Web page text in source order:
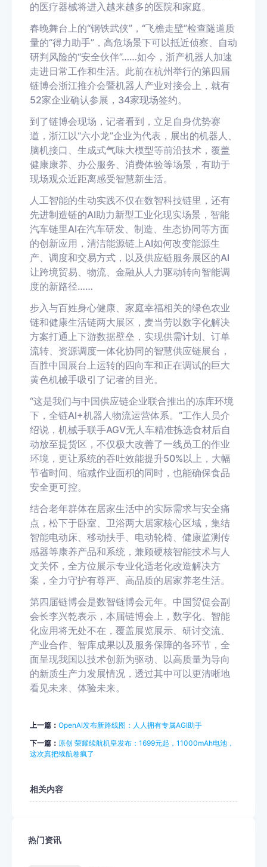
的医疗器械将进入越来越多的医院和家庭。
春晚舞台上的“钢铁武侠”，“飞檐走壁”检查隧道质
量的“得力助手”，高危场景下可以抵近侦察、自动
研判风险的“安全伙伴”……如今，浙产机器人加速
走进日常工作和生活。此前在杭州举行的第四届
链博会浙江推介会暨机器人产业对接会上，就有
52家企业确认参展，34家现场签约。
到了链博会现场，记者看到，立足自身优势赛
道，浙江以“六小龙”企业为代表，展出的机器人、
脑机接口、生成式气味大模型等前沿技术，覆盖
健康康养、办公服务、消费体验等场景，有助于
现场观众近距离感受智慧新生活。
人工智能的生动实践不仅在数智科技链里，还有
先进制造链的AI助力新型工业化现实场景，智能
汽车链里AI在汽车研发、制造、生态协同等方面
的创新应用，清洁能源链上AI如何改变能源生
产、调度和交易方式，以及供应链服务展区的AI
让跨境贸易、物流、金融从人力驱动转向智能调
度的新路径……
步入与百姓身心健康、家庭幸福相关的绿色农业
链和健康生活链两大展区，麦当劳以数字化解决
方案打通上下游数据壁垒，实现供需计划、订单
流转、资源调度一体化协同的智慧供应链展台，
百胜中国展台上运转的四向车和正在调试的巨大
黄色机械手吸引了记者的目光。
“这是我们与中国供应链企业联合推出的冻库环境
下，全链AI+机器人物流运营体系。”工作人员介
绍说，机械手联手AGV无人车精准拣选食材后自
动放至提货区，不仅极大改善了一线员工的作业
环境，更让系统的吞吐效能提升50%以上，大幅
节省时间、缩减作业面积的同时，也能确保食品
安全更可控。
结合老年群体在居家生活中的实际需求与安全痛
点，松下于卧室、卫浴两大居家核心区域，集结
智能电动床、移动扶手、电动轮椅、健康监测传
感器等康养产品和系统，兼顾硬核智能技术与人
文关怀，全方位展示专业化适老化改造解决方
案，全力守护有尊严、高品质的居家养老生活。
第四届链博会是数智链博会元年。中国贸促会副
会长李兴乾表示，本届链博会上，数字化、智能
化应用将无处不在，覆盖展览展示、研讨交流、
产业合作、智库成果以及服务保障的各环节，全
面呈现我国以技术创新为驱动、以高质量为导向
的新质生产力发展情况，透过其中可以更清晰地
看见未来、体验未来。
上一篇： OpenAI发布新路线图：人人拥有专属AGI助手
下一篇： 原创 荣耀续航机皇发布：1699元起，11000mAh电池，
这次真把续航卷疯了
相关内容
热门资讯